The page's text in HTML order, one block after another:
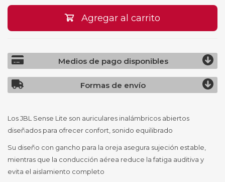
Agregar al carrito
Medios de pago disponibles
Formas de envío
Los JBL Sense Lite son auriculares inalámbricos abiertos
diseñados para ofrecer confort, sonido equilibrado
Su diseño con gancho para la oreja asegura sujeción estable,
mientras que la conducción aérea reduce la fatiga auditiva y
evita el aislamiento completo